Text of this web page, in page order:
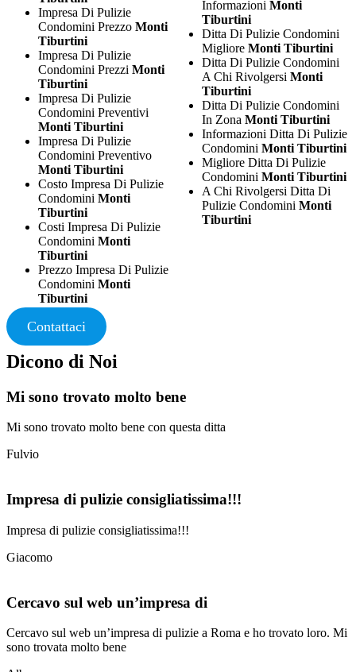
Impresa Di Pulizie
Condomini Prezzo Monti
Tiburtini
Impresa Di Pulizie
Condomini Prezzi Monti
Tiburtini
Impresa Di Pulizie
Condomini Preventivi
Monti Tiburtini
Impresa Di Pulizie
Condomini Preventivo
Monti Tiburtini
Costo Impresa Di Pulizie
Condomini Monti
Tiburtini
Costi Impresa Di Pulizie
Condomini Monti
Tiburtini
Prezzo Impresa Di Pulizie
Condomini Monti
Tiburtini
InformazioniMonti
Tiburtini
Ditta Di Pulizie Condomini
MiglioreMonti Tiburtini
Ditta Di Pulizie Condomini
A Chi RivolgersiMonti
Tiburtini
Ditta Di Pulizie Condomini
In ZonaMonti Tiburtini
Informazioni Ditta Di Pulizie
CondominiMonti Tiburtini
Migliore Ditta Di Pulizie
CondominiMonti Tiburtini
A Chi Rivolgersi Ditta Di
Pulizie CondominiMonti
Tiburtini
Contattaci
Dicono di Noi
Mi sono trovato molto bene
Mi sono trovato molto bene con questa ditta
Fulvio
Impresa di pulizie consigliatissima!!!
Impresa di pulizie consigliatissima!!!
Giacomo
Cercavo sul web un’impresa di
Cercavo sul web un’impresa di pulizie a Roma e ho trovato loro. Mi
sono trovata molto bene